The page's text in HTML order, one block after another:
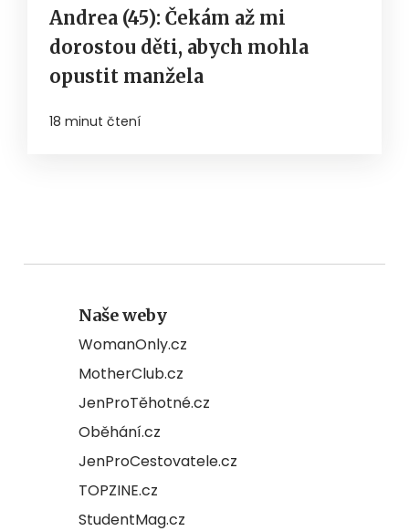
Andrea (45): Čekám až mi
dorostou děti, abych mohla
opustit manžela
18 minut čtení
Naše weby
WomanOnly.cz
MotherClub.cz
JenProTěhotné.cz
Oběhání.cz
JenProCestovatele.cz
TOPZINE.cz
StudentMag.cz